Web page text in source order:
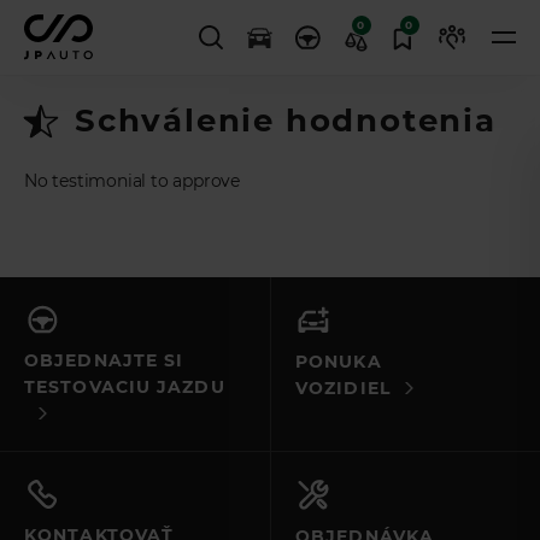
0 0
Schválenie hodnotenia
No testimonial to approve
OBJEDNAJTE SI
TESTOVACIU JAZDU
PONUKA
VOZIDIEL
KONTAKTOVAŤ